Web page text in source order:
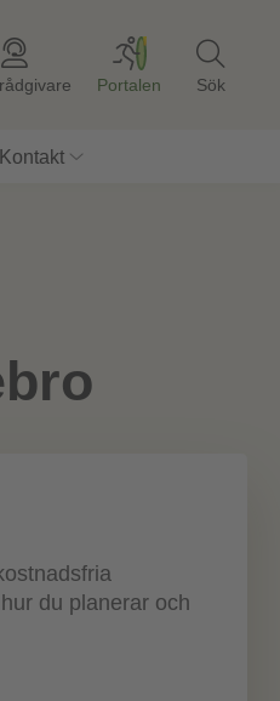
Portalen Sök
Kontakt
du planerar och